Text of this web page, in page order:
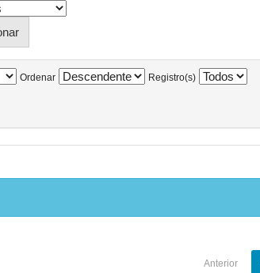
Ordenar Registro(s)
Anterior